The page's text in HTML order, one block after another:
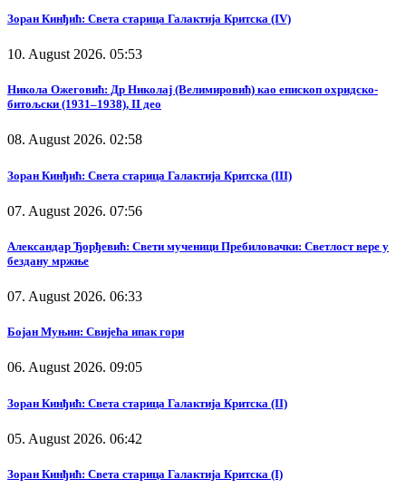
Зоран Кинђић: Света старица Галактија Критска (IV)
10. August 2026. 05:53
Никола Ожеговић: Др Николај (Велимировић) као епископ охридско-
битољски (1931–1938), II део
08. August 2026. 02:58
Зоран Кинђић: Света старица Галактија Критска (III)
07. August 2026. 07:56
Александар Ђорђевић: Свети мученици Пребиловачки: Светлост вере у
бездану мржње
07. August 2026. 06:33
Бојан Муњин: Свијећа ипак гори
06. August 2026. 09:05
Зоран Кинђић: Света старица Галактија Критска (II)
05. August 2026. 06:42
Зоран Кинђић: Света старица Галактија Критска (I)